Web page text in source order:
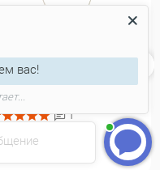
браслет
с подвесками
Romea
1
500
вас!